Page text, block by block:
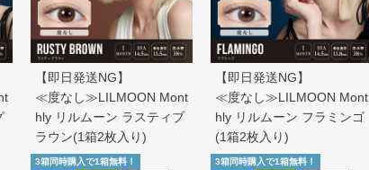
【即日発送NG】
≪度なし≫LILMOON Mont
hly リルムーン ラスティブ
ラウン(1箱2枚入り)
3箱同時購入で1箱無料！
【即日発送NG】
≪度なし≫LILMOON Mont
hly リルムーン フラミンゴ
(1箱2枚入り)
3箱同時購入で1箱無料！